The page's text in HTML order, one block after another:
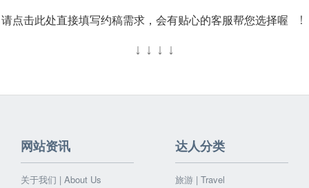
请点击此处直接填写约稿需求，会有贴心的客服帮您选择喔 ！
↓ ↓ ↓ ↓
网站资讯
关于我们 | About Us
达人分类
旅游 | Travel